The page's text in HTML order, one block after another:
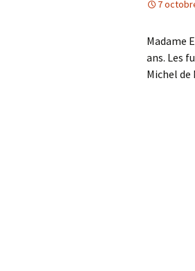
7
Madame
ans. Les
Michel de